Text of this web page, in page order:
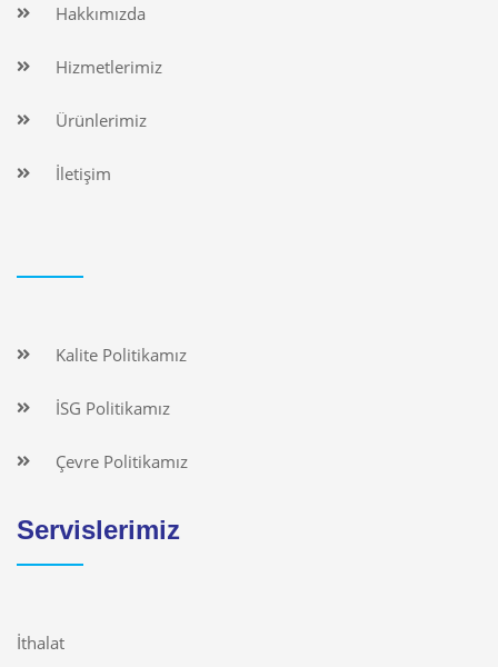
Hakkımızda
Hizmetlerimiz
Ürünlerimiz
İletişim
Kalite Politikamız
İSG Politikamız
Çevre Politikamız
Servislerimiz
İthalat